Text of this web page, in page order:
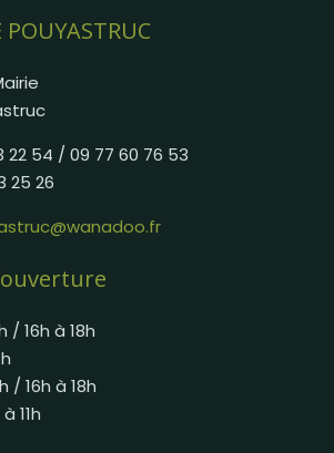
POUYASTRUC
22 54 / 09 77 60 76 53
25 26
/ 16h à 18h
/ 16h à 18h
11h